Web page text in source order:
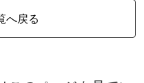
へ戻る